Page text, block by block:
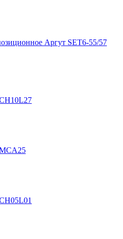
Аргут SET6-55/57